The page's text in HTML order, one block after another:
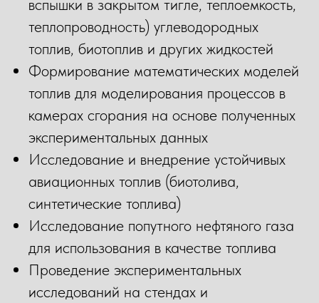
вспышки в закрытом тигле, теплоемкость,
теплопроводность) углеводородных
топлив, биотоплив и других жидкостей
Формирование математических моделей
топлив для моделирования процессов в
камерах сгорания на основе полученных
экспериментальных данных
Исследование и внедрение устойчивых
авиационных топлив (биотолива,
синтетические топлива)
Исследование попутного нефтяного газа
для использования в качестве топлива
Проведение экспериментальных
исследований на стендах и